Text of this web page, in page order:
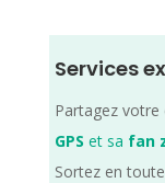
Services
Partagez votre
GPS et sa fan
Sortez en toute